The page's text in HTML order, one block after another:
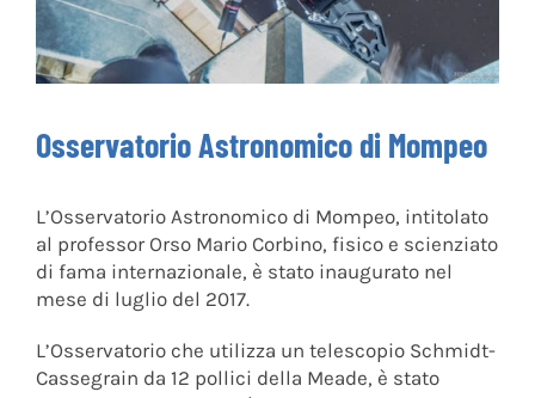
Osservatorio Astronomico di Mompeo
L’Osservatorio Astronomico di Mompeo, intitolato
al professor Orso Mario Corbino, fisico e scienziato
di fama internazionale, è stato inaugurato nel
mese di luglio del 2017.
L’Osservatorio che utilizza un telescopio Schmidt-
Cassegrain da 12 pollici della Meade, è stato